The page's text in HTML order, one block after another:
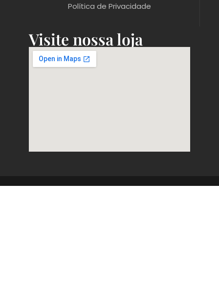
Política de Privacidade
Visite nossa loja